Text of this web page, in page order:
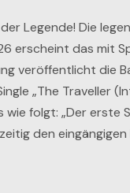
Legende! Die
erscheint das mit
veröffentlicht die
„The Traveller
folgt: „Der erste
den